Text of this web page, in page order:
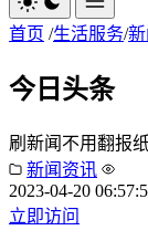
首页 /生活服务/
今日头条
刷新闻不用翻报
新闻资讯
2023-04-20
立即访问